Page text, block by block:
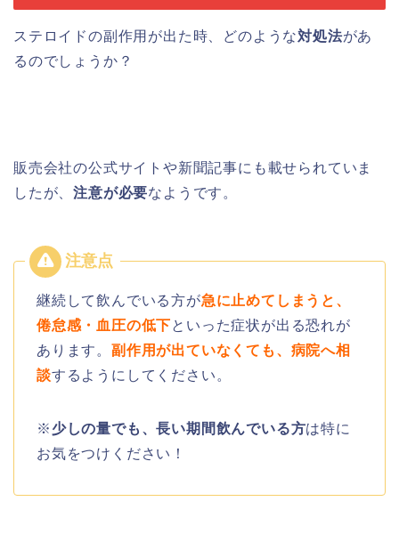
ステロイドの副作用が出た時、どのような対処法があ
るのでしょうか？
販売会社の公式サイトや新聞記事にも載せられていま
したが、注意が必要なようです。
継続して飲んでいる方が急に止めてしまうと、
倦怠感・血圧の低下といった症状が出る恐れが
あります。 副作用が出ていなくても、病院へ相
談するようにしてください。
※ 少しの量でも、長い期間飲んでいる方は特に
お気をつけください！